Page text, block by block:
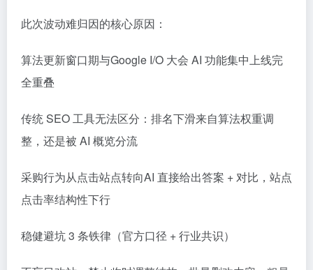
此次波动难归因的核心原因：
算法更新窗口期与Google I/O 大会 AI 功能集中上线完
全重叠
传统 SEO 工具无法区分：排名下滑来自算法权重调
整，还是被 AI 概览分流
采购行为从点击站点转向AI 直接给出答案 + 对比，站点
点击率结构性下行
稳健避坑 3 条铁律（官方口径 + 行业共识）